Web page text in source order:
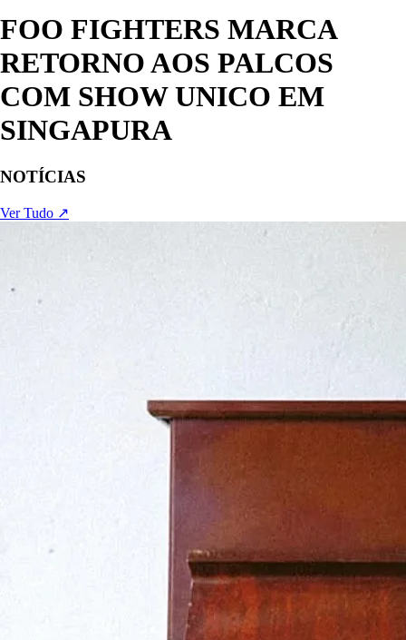
FOO FIGHTERS MARCA
RETORNO AOS PALCOS
COM SHOW UNICO EM
SINGAPURA
NOTÍCIAS
Ver Tudo ↗